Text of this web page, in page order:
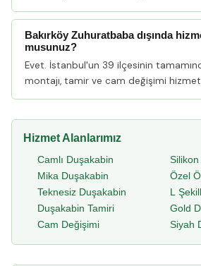
Bakırköy Zuhuratbaba dışında
musunuz?
Evet. İstanbul'un 39 ilçesinin
montajı, tamir ve cam değişimi
Hizmet Alanlarımız
Camlı Duşakabin
Mika Duşakabin
Teknesiz Duşakabin
Duşakabin Tamiri
Cam Değişimi
Özel
L
Gold
Siyah